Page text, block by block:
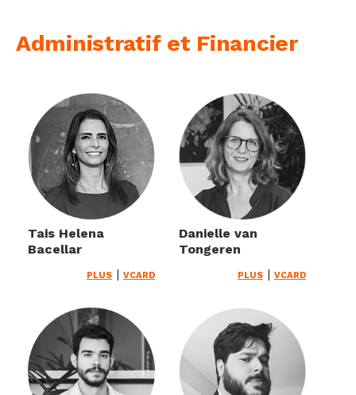
Administratif et Financier
Tais Helena
Bacellar
PLUS | VCARD
Danielle van
Tongeren
PLUS | VCARD